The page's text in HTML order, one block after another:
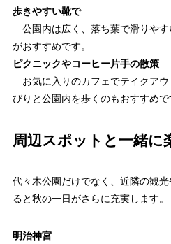
歩きやすい靴で
公園内は広く、落ち葉で滑りや
がおすすめです。
ピクニックやコーヒー片手の散策
お気に入りのカフェでテイクア
びりと公園内を歩くのもおすすめで
周辺スポットと一緒に
代々木公園だけでなく、近隣の観
ると秋の一日がさらに充実します。
明治神宮